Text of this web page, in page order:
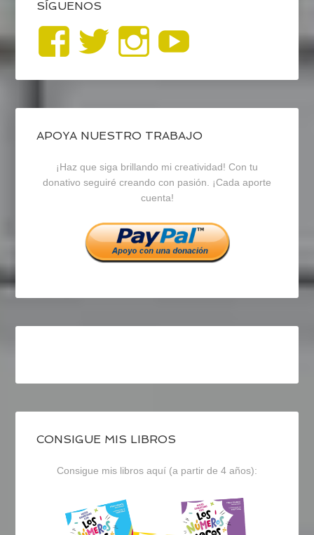
SÍGUENOS
Ver
perfil
de
blogrecursosep
en
Facebook
Ver
perfil
de
recursosep
en
Twitter
Ver
perfil
de
recursosep
en
Instagram
APOYA NUESTRO TRABAJO
¡Haz que siga brillando mi creatividad! Con tu
donativo seguiré creando con pasión. ¡Cada aporte
cuenta!
CONSIGUE MIS LIBROS
Consigue mis libros aquí (a partir de 4 años):